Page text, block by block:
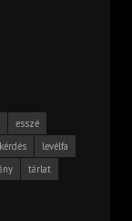
esszé
levélfa
tárlat